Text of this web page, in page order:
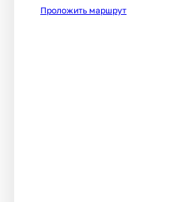
Проложить маршрут